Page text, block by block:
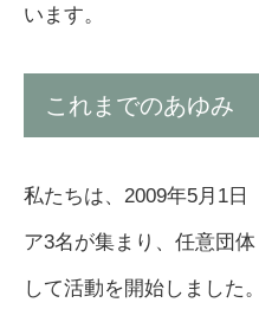
います。
これまでのあゆみ
私たちは、2009年5月1
ア3名が集まり、任意団
して活動を開始しました。